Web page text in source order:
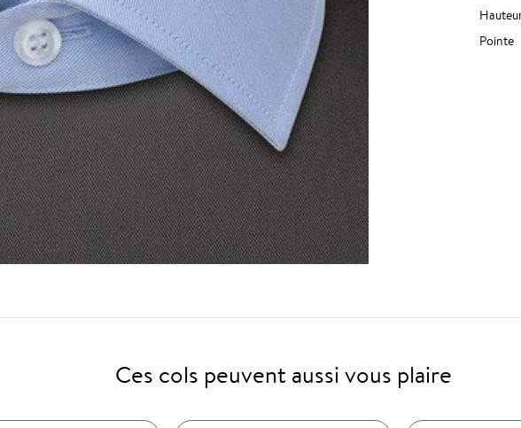
Pointe
Ces cols peuvent aussi vous plaire